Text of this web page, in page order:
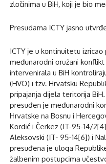
zločinima u BiH, koji je bio
Presudama ICTY jasno
ICTY je u kontinuitetu
međunarodni oružani
intervenirala u BiH
(HVO) i tzv. Hrvatsku
pripajanja dijela teritorija
presuđen je međunarodni
Hrvatske na Bosnu i
Kordić i Čerkez (IT-95-14/
Aleksovski (IT- 95-14[6]) i
presuđena je uloga
žalbenim postupcima